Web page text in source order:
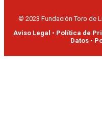
© 2023 Fundación Toro de
Aviso Legal • Política de
Datos •